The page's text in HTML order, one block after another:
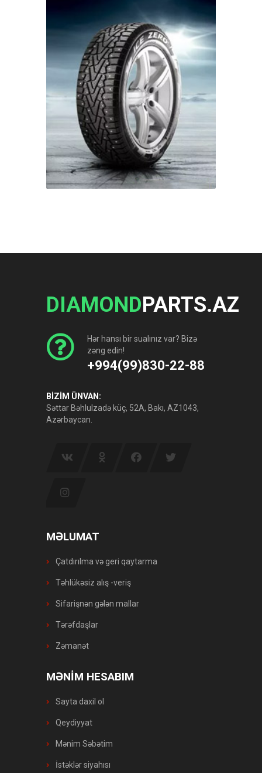
DIAMONDPARTS.AZ
Hər hansı bir sualınız var? Bizə
zəng edin!
+994(99)830-22-88
BİZİM ÜNVAN:
Səttar Bəhlulzadə küç, 52A, Bakı, AZ1043,
Azərbaycan.
MƏLUMAT
Çatdırılma və geri qaytarma
Təhlükəsiz alış -veriş
Sifarişnən gələn mallar
Tərəfdaşlar
Zəmanət
MƏNİM HESABIM
Sayta daxil ol
Qeydiyyat
Mənim Səbətim
İstəklər siyahısı